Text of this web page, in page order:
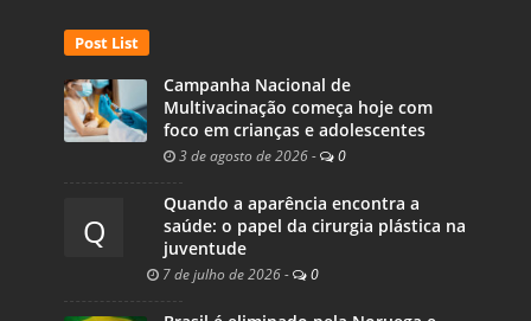
Post List
Campanha Nacional de
Multivacinação começa hoje com
foco em crianças e adolescentes
3 de agosto de 2026 - 0
Q
Quando a aparência encontra a
saúde: o papel da cirurgia plástica na
juventude
7 de julho de 2026 - 0